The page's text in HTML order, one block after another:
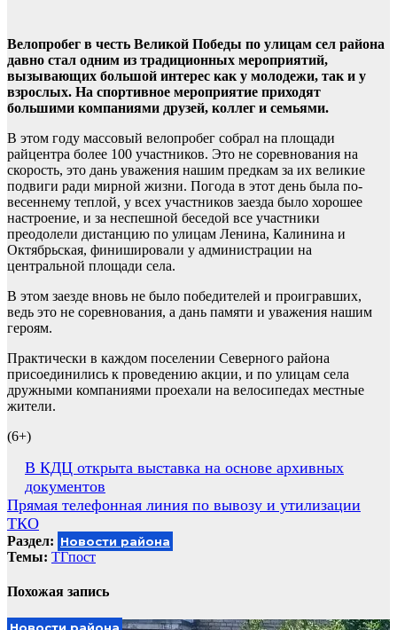
Велопробег в честь Великой Победы по улицам сел района
давно стал одним из традиционных мероприятий,
вызывающих большой интерес как у молодежи, так и у
взрослых. На спортивное мероприятие приходят
большими компаниями друзей, коллег и семьями.
В этом году массовый велопробег собрал на площади
райцентра более 100 участников. Это не соревнования на
скорость, это дань уважения нашим предкам за их великие
подвиги ради мирной жизни. Погода в этот день была по-
весеннему теплой, у всех участников заезда было хорошее
настроение, и за неспешной беседой все участники
преодолели дистанцию по улицам Ленина, Калинина и
Октябрьская, финишировали у администрации на
центральной площади села.
В этом заезде вновь не было победителей и проигравших,
ведь это не соревнования, а дань памяти и уважения нашим
героям.
Практически в каждом поселении Северного района
присоединились к проведению акции, и по улицам села
дружными компаниями проехали на велосипедах местные
жители.
(6+)
Навигация
по
записям
В КДЦ открыта выставка на основе архивных
документов
Прямая телефонная линия по вывозу и утилизации
ТКО
Раздел: Новости района
Темы: ТГпост
Похожая запись
Новости района